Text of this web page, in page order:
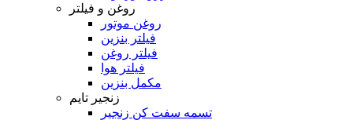
روغن و فیلتر
روغن موتور
فیلتر بنزین
فیلتر روغن
فیلتر هوا
مکمل بنزین
زنجیر تایم
تسمه سفت کن زنجیر